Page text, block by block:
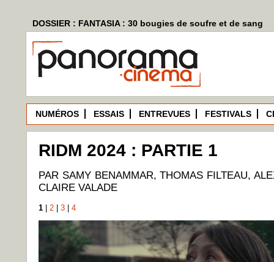
DOSSIER : FANTASIA : 30 bougies de soufre et de sang
NUMÉROS ESSAIS ENTREVUES FESTIVALS
RIDM 2024 : PARTIE 1
PAR SAMY BENAMMAR, THOMAS FILTEAU,
CLAIRE VALADE
1 2 3 4